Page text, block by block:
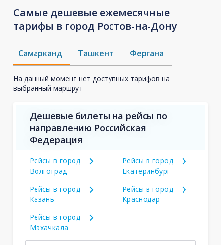
Самые дешевые ежемесячные
тарифы в город Ростов-на-Дону
Самарканд Ташкент Фергана
На данный момент нет доступных тарифов на
выбранный маршрут
Дешевые билеты на рейсы по
направлению Российская
Федерация
Рейсы в город
Волгоград
Рейсы в город
Екатеринбург
Рейсы в город
Казань
Рейсы в город
Краснодар
Рейсы в город
Махачкала